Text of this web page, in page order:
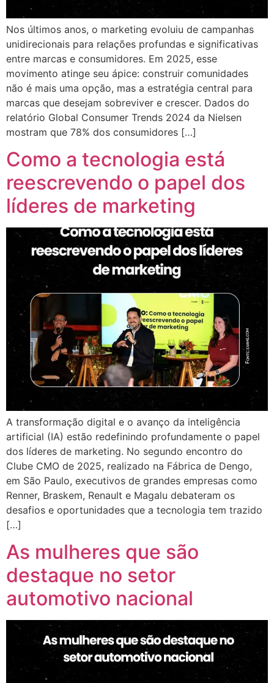
Nos últimos anos, o marketing evoluiu de campanhas
unidirecionais para relações profundas e significativas
entre marcas e consumidores. Em 2025, esse
movimento atinge seu ápice: construir comunidades
não é mais uma opção, mas a estratégia central para
marcas que desejam sobreviver e crescer. Dados do
relatório Global Consumer Trends 2024 da Nielsen
mostram que 78% dos consumidores […]
Como a tecnologia está
reescrevendo o papel dos
líderes de marketing
A transformação digital e o avanço da inteligência
artificial (IA) estão redefinindo profundamente o papel
dos líderes de marketing. No segundo encontro do
Clube CMO de 2025, realizado na Fábrica de Dengo,
em São Paulo, executivos de grandes empresas como
Renner, Braskem, Renault e Magalu debateram os
desafios e oportunidades que a tecnologia tem trazido
[…]
As mulheres que são
destaque no setor
automotivo nacional